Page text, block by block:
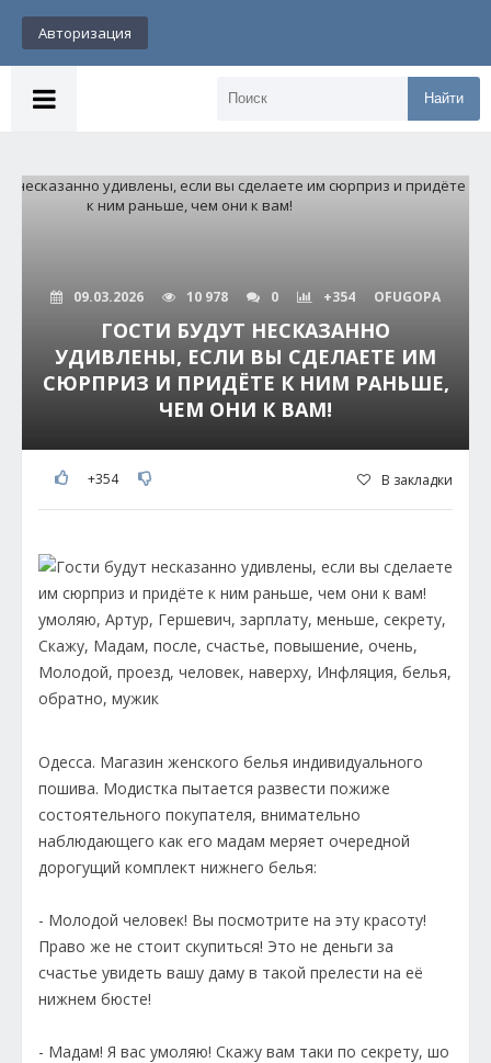
Авторизация
Найти
09.03.2026 10 978 0 +354 OFUGOPA
ГОСТИ БУДУТ НЕСКАЗАННО
УДИВЛЕНЫ, ЕСЛИ ВЫ СДЕЛАЕТЕ ИМ
СЮРПРИЗ И ПРИДЁТЕ К НИМ РАНЬШЕ,
ЧЕМ ОНИ К ВАМ!
+354 В закладки
Одесса. Магазин женского белья индивидуального
пошива. Модистка пытается развести пожиже
состоятельного покупателя, внимательно
наблюдающего как его мадам меряет очередной
дорогущий комплект нижнего белья:
- Молодой человек! Вы посмотрите на эту красоту!
Право же не стоит скупиться! Это не деньги за
счастье увидеть вашу даму в такой прелести на её
нижнем бюсте!
- Мадам! Я вас умоляю! Скажу вам таки по секрету, шо